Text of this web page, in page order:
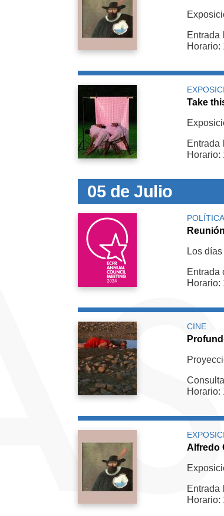
Entrada
Horario:
Take
Entrada
Horario:
05 de Julio
POLÍTICA
Los
Entrada
Horario:
CINE
Horario:
Alfredo
Entrada
Horario: